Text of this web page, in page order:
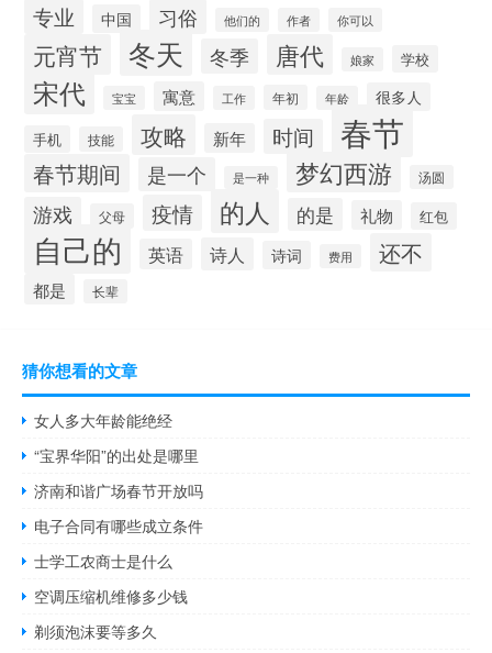
专业 中国 习俗 他们的 作者 你可以
元宵节 冬天 冬季 唐代 娘家 学校
宋代 宝宝 寓意 工作 年初 年龄 很多人
手机 技能 攻略 新年 时间 春节
春节期间 是一个 是一种 梦幻西游 汤圆
游戏 父母 疫情 的人 的是 礼物 红包
自己的 英语 诗人 诗词 费用 还不
都是 长辈
猜你想看的文章
女人多大年龄能绝经
“宝界华阳”的出处是哪里
济南和谐广场春节开放吗
电子合同有哪些成立条件
士学工农商士是什么
空调压缩机维修多少钱
剃须泡沫要等多久